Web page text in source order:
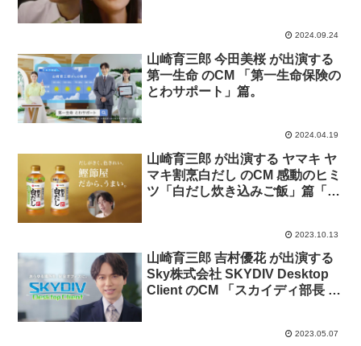
2024.09.24
山崎育三郎 今田美桜 が出演する
第一生命 のCM 「第一生命保険の
とわサポート」篇。
2024.04.19
山崎育三郎 が出演する ヤマキ ヤ
マキ割烹白だし のCM 感動のヒミ
ツ「白だし炊き込みご飯」篇「白
2023.10.13
山崎育三郎 吉村優花 が出演する
Sky株式会社 SKYDIV Desktop
Client のCM 「スカイディ部長 登
2023.05.07